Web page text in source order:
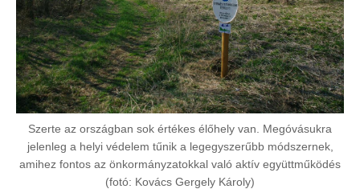
Szerte az országban sok értékes élőhely van. Megóvásukra
jelenleg a helyi védelem tűnik a legegyszerűbb módszernek,
amihez fontos az önkormányzatokkal való aktív együttműködés
(fotó: Kovács Gergely Károly)